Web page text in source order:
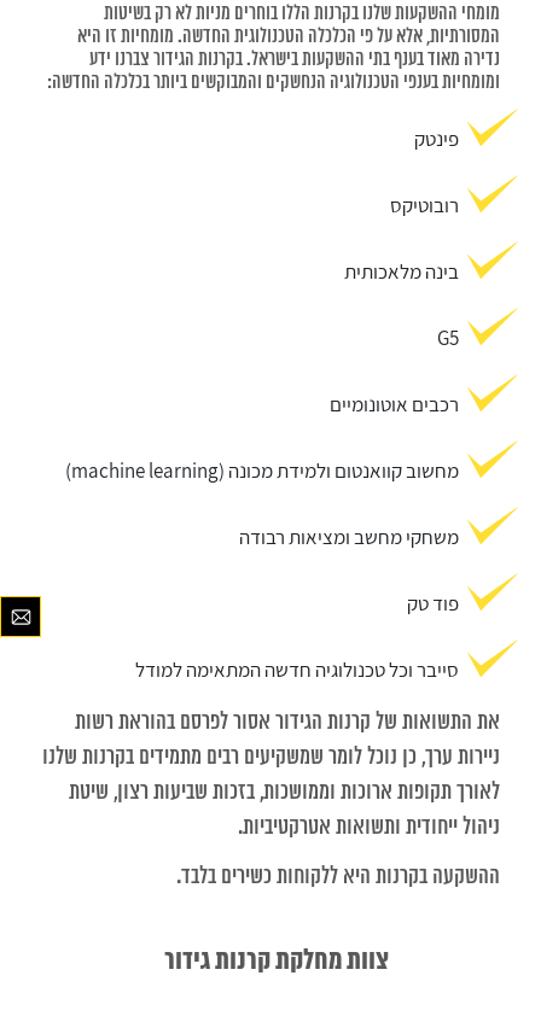
מומחי ההשקעות שלנו בקרנות הללו בוחרים מניות לא רק בשיטות
המסורתיות, אלא על פי הכלכלה הטכנולוגית החדשה. מומחיות זו היא
נדירה מאוד בענף בתי ההשקעות בישראל. בקרנות הגידור צברנו ידע
ומומחיות בענפי הטכנולוגיה הנחשקים והמבוקשים ביותר בכלכלה החדשה:
פינטק
רובוטיקס
בינה מלאכותית
G5
רכבים אוטונומיים
מחשוב קוואנטום ולמידת מכונה (machine learning)
משחקי מחשב ומציאות רבודה
פוד טק
סייבר וכל טכנולוגיה חדשה המתאימה למודל
את התשואות של קרנות הגידור אסור לפרסם בהוראת רשות
ניירות ערך, כן נוכל לומר שמשקיעים רבים מתמידים בקרנות שלנו
לאורך תקופות ארוכות וממושכות, בזכות שביעות רצון, שיטת
ניהול ייחודית ותשואות אטרקטיביות.
ההשקעה בקרנות היא ללקוחות כשירים בלבד.
צוות מחלקת קרנות גידור